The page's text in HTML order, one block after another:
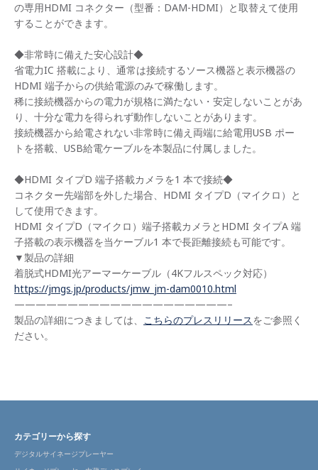
の専用HDMI コネクター（型番：DAM-HDMI）と取替えて使用
することができます。
◆非常時に備えた安心設計◆
省電力IC 搭載により、通常は接続するソース機器と表示機器の
HDMI 端子からの供給電源のみで稼働します。
稀に接続機器からの電力が規格に満たない・安定しないことがあ
り、十分な電力を得られず動作しないことがあります。
接続機器から給電されない非常時に備え両端に給電用USB ポー
トを搭載、USB給電ケーブルを本製品に付属しました。
◆HDMI タイプD 端子搭載カメラを1 本で接続◆
コネクター先端部を外した場合、HDMI タイプD（マイクロ）と
して使用できます。
HDMI タイプD（マイクロ）端子搭載カメラとHDMI タイプA 端
子搭載の表示機器を当ケーブル1 本で長距離接続も可能です。
▼製品の詳細
着脱式HDMI光アーマーケーブル（4Kフルスペック対応）
https://jmgs.jp/products/jmw_jm-dam0010.html
————————————————————–
製品の詳細につきましては、 こちらのプレスリリースをご参照く
ださい。
カテゴリーから探す
デジタルサイネージプレーヤー